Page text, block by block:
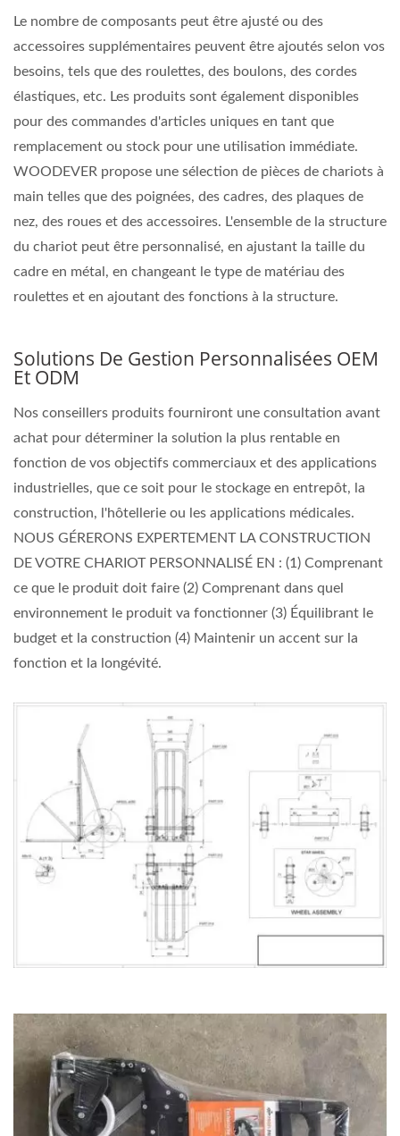
Le nombre de composants peut être ajusté ou des
accessoires supplémentaires peuvent être ajoutés selon vos
besoins, tels que des roulettes, des boulons, des cordes
élastiques, etc. Les produits sont également disponibles
pour des commandes d'articles uniques en tant que
remplacement ou stock pour une utilisation immédiate.
WOODEVER propose une sélection de pièces de chariots à
main telles que des poignées, des cadres, des plaques de
nez, des roues et des accessoires. L'ensemble de la structure
du chariot peut être personnalisé, en ajustant la taille du
cadre en métal, en changeant le type de matériau des
roulettes et en ajoutant des fonctions à la structure.
Solutions De Gestion Personnalisées OEM
Et ODM
Nos conseillers produits fourniront une consultation avant
achat pour déterminer la solution la plus rentable en
fonction de vos objectifs commerciaux et des applications
industrielles, que ce soit pour le stockage en entrepôt, la
construction, l'hôtellerie ou les applications médicales.
NOUS GÉRERONS EXPERTEMENT LA CONSTRUCTION
DE VOTRE CHARIOT PERSONNALISÉ EN : (1) Comprenant
ce que le produit doit faire (2) Comprenant dans quel
environnement le produit va fonctionner (3) Équilibrant le
budget et la construction (4) Maintenir un accent sur la
fonction et la longévité.